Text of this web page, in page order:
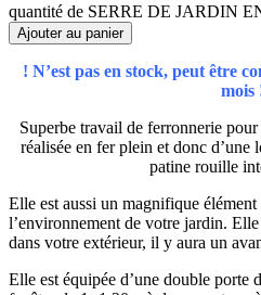
quantité de SERRE DE JARDIN
Ajouter au panier
! N’est pas en stock, peut être
mois
Superbe travail de ferronnerie
réalisée en fer plein et donc d’une
patine rouille
Elle est aussi un magnifique
l’environnement de votre jardin.
dans votre extérieur, il y aura un
Elle est équipée d’une double porte